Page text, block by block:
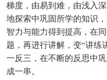
梯度，由易到难，由浅入
地探索中巩固所学的知识
智力与能力得到提高，在
题，再进行讲解，变“讲练
一反三，在不断的反思中
成一串。